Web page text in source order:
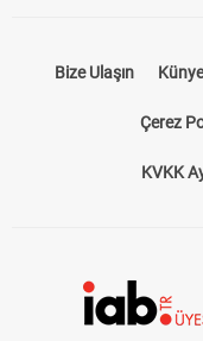
Bize Ulaşın Künye
Çerez
KVKK